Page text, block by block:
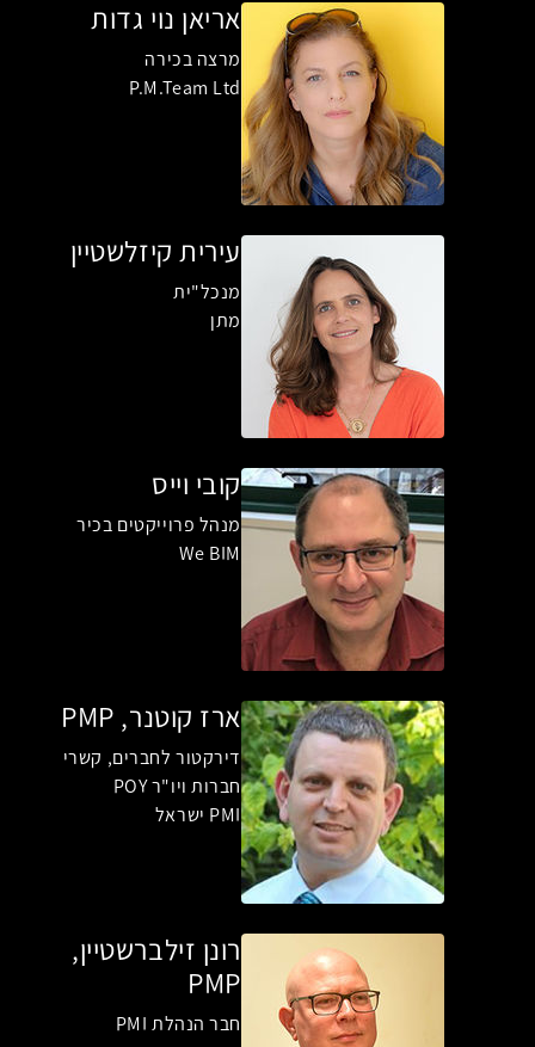
אריאן נוי גדות
מרצה בכירה
P.M.Team Ltd
עירית קיזלשטיין
מנכל"ית
מתן
קובי וייס
מנהל פרוייקטים בכיר
We BIM
ארז קוטנר, PMP
דירקטור לחברים, קשרי
חברות ויו"ר POY
PMI ישראל
רונן זילברשטיין,
PMP
חבר הנהלת PMI